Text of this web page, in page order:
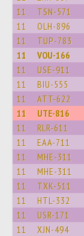
11
TSN-571
11 OLH-896
11 TUP-783
11 VOU-166
11 USE-911
11 BIU-555
11 ATT-622
11 UTE-816
11 RLR-611
11 EAA-711
11 MHE-311
11 MHE-311
11 TXK-511
11 HTL-332
11 USR-171
11 XJN-494